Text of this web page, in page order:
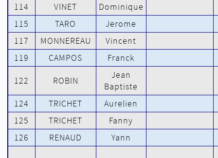
114
VINET
Dominique
115
TARO
Jerome
117
MONNEREAU
Vincent
119
CAMPOS Franck
122 ROBIN
Jean
Baptiste
124
TRICHET
Aurelien
125
TRICHET
Fanny
126
RENAUD Yann